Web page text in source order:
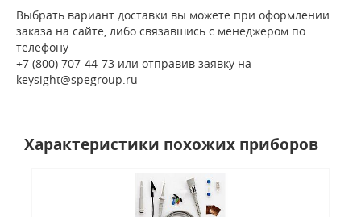
Выбрать вариант доставки вы можете при оформлении
заказа на сайте, либо связавшись с менеджером по
телефону
+7 (800) 707-44-73 или отправив заявку на
keysight@spegroup.ru
Характеристики похожих приборов